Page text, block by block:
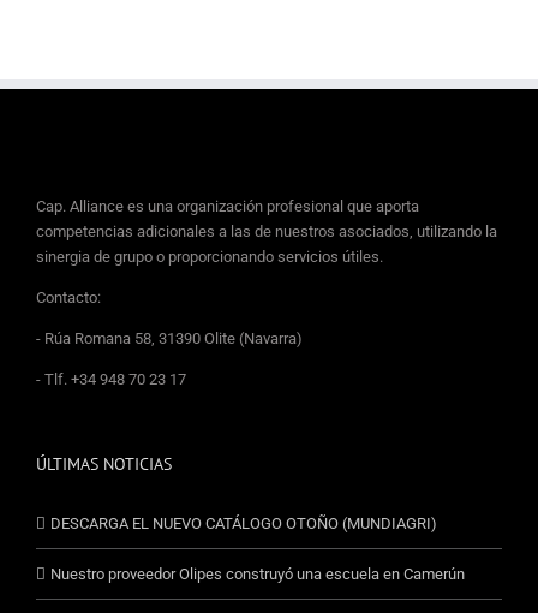
Cap. Alliance es una organización profesional que aporta
competencias adicionales a las de nuestros asociados, utilizando la
sinergia de grupo o proporcionando servicios útiles.
Contacto:
- Rúa Romana 58, 31390 Olite (Navarra)
- Tlf. +34 948 70 23 17
ÚLTIMAS NOTICIAS
DESCARGA EL NUEVO CATÁLOGO OTOÑO (MUNDIAGRI)
Nuestro proveedor Olipes construyó una escuela en Camerún